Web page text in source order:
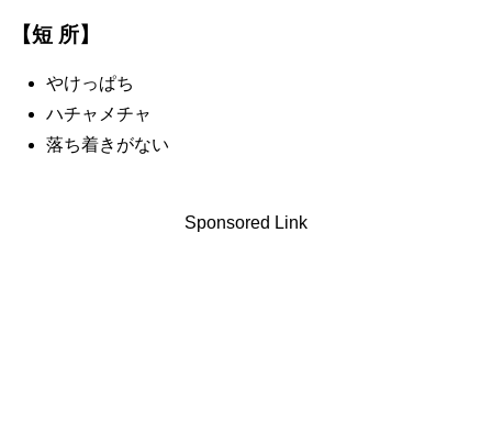
【短 所】
やけっぱち
ハチャメチャ
落ち着きがない
Sponsored Link